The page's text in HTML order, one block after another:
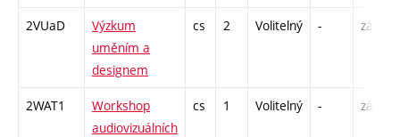
2VUaD
Výzkum
uměním a
designem
cs 2 Volitelný - zá
2WAT1
Workshop
audiovizuálních
cs 1 Volitelný - zá